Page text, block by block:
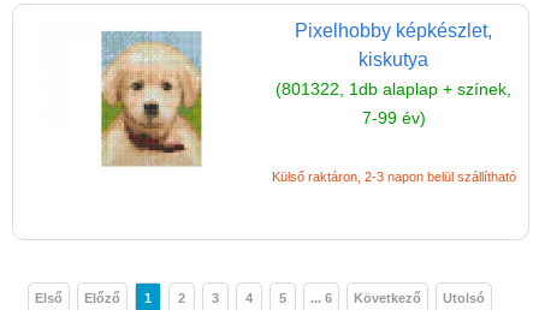
Pixelhobby képkészlet,
kiskutya
(801322, 1db alaplap + színek,
7-99 év)
Külső raktáron, 2-3 napon belül szállítható
Első Előző 1 2 3 4 5 ... 6 Következő Utolsó